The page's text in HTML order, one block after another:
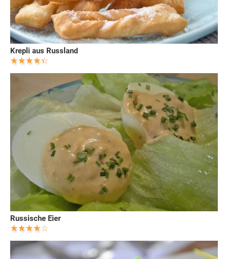
Krepli aus Russland
Russische Eier